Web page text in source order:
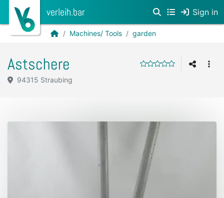
verleih.bar Sign in
Machines/ Tools garden
Astschere
94315 Straubing